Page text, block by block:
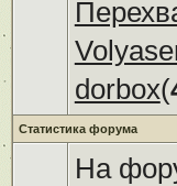
dorbox(
Статистика форума
На